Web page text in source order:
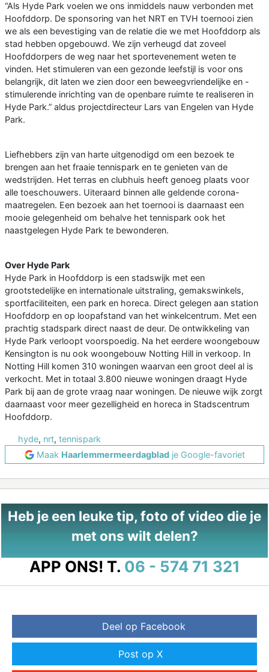
“Als Hyde Park voelen we ons inmiddels nauw verbonden met
Hoofddorp. De sponsoring van het NRT en TVH toernooi zien
we als een bevestiging van de relatie die we met Hoofddorp als
stad hebben opgebouwd. We zijn verheugd dat zoveel
Hoofddorpers de weg naar het sportevenement weten te
vinden. Het stimuleren van een gezonde leefstijl is voor ons
belangrijk, dit laten we zien door een beweegvriendelijke en -
stimulerende inrichting van de openbare ruimte te realiseren in
Hyde Park.” aldus projectdirecteur Lars van Engelen van Hyde
Park.
Liefhebbers zijn van harte uitgenodigd om een bezoek te
brengen aan het fraaie tennispark en te genieten van de
wedstrijden. Het terras en clubhuis heeft genoeg plaats voor
alle toeschouwers. Uiteraard binnen alle geldende corona-
maatregelen. Een bezoek aan het toernooi is daarnaast een
mooie gelegenheid om behalve het tennispark ook het
naastgelegen Hyde Park te bewonderen.
Over Hyde Park
Hyde Park in Hoofddorp is een stadswijk met een
grootstedelijke en internationale uitstraling, gemakswinkels,
sportfaciliteiten, een park en horeca. Direct gelegen aan station
Hoofddorp en op loopafstand van het winkelcentrum. Met een
prachtig stadspark direct naast de deur. De ontwikkeling van
Hyde Park verloopt voorspoedig. Na het eerdere woongebouw
Kensington is nu ook woongebouw Notting Hill in verkoop. In
Notting Hill komen 310 woningen waarvan een groot deel al is
verkocht. Met in totaal 3.800 nieuwe woningen draagt Hyde
Park bij aan de grote vraag naar woningen. De nieuwe wijk zorgt
daarnaast voor meer gezelligheid en horeca in Stadscentrum
Hoofddorp.
hyde, nrt, tennispark
Maak Haarlemmermeerdagbladje Google-favoriet
Heb je een leuke tip, foto of video die je
met ons wilt delen?
APP ONS! T. 06 - 574 71 321
Deel op Facebook
Post op X